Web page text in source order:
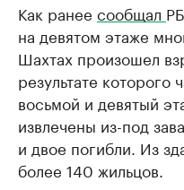
Как ранее сообщал
на девятом этаже
Шахтах произошел
результате которого
восьмой и девятый
извлечены из-под
и двое погибли. Из
более 140 жильцов.